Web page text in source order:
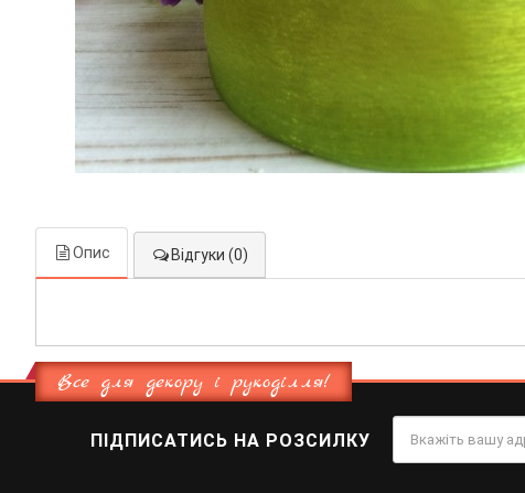
Опис Відгуки (0)
Все для декору і рукоділля!
ПІДПИСАТИСЬ НА РОЗСИЛКУ